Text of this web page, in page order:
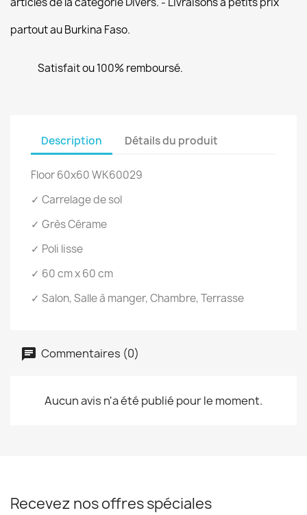
partout au Burkina Faso.
Satisfait ou 100% remboursé.
Description Détails du produit
Floor 60x60 WK60029
✓ Carrelage de sol
✓ Grès Cérame
✓ Poli lisse
✓ 60 cm x 60 cm
✓ Salon, Salle à manger, Chambre, Terrasse
Commentaires (0)
Aucun avis n'a été publié pour le moment.
Recevez nos offres spéciales